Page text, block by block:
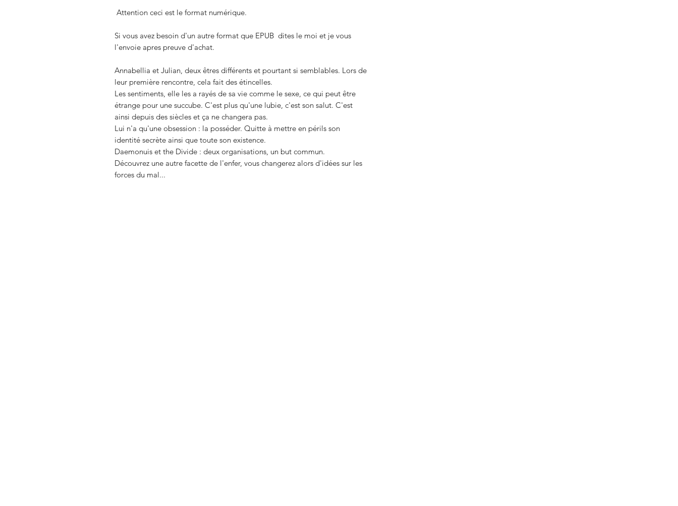
Attention ceci est le format numérique.
Si vous avez besoin d'un autre format que EPUB dites le moi et je vous
l'envoie apres preuve d'achat.
Annabellia et Julian, deux êtres différents et pourtant si semblables. Lors de
leur première rencontre, cela fait des étincelles.
Les sentiments, elle les a rayés de sa vie comme le sexe, ce qui peut être
étrange pour une succube. C'est plus qu'une lubie, c'est son salut. C'est
ainsi depuis des siècles et ça ne changera pas.
Lui n'a qu'une obsession : la posséder. Quitte à mettre en périls son
identité secrète ainsi que toute son existence.
Daemonuis et the Divide : deux organisations, un but commun.
Découvrez une autre facette de l'enfer, vous changerez alors d'idées sur les
forces du mal...